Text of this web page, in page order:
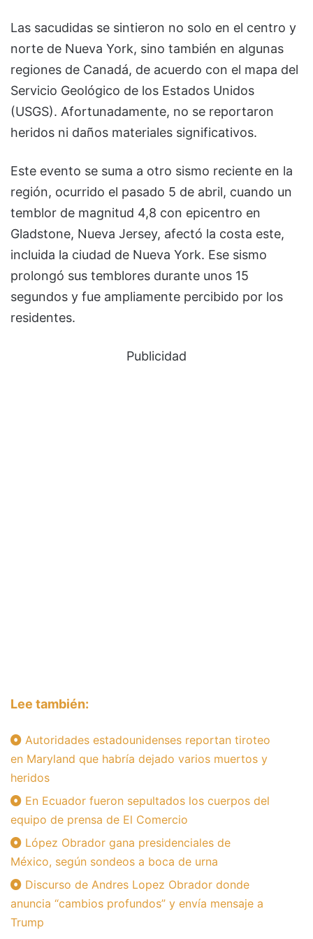
Las sacudidas se sintieron no solo en el centro y
norte de Nueva York, sino también en algunas
regiones de Canadá, de acuerdo con el mapa del
Servicio Geológico de los Estados Unidos
(USGS). Afortunadamente, no se reportaron
heridos ni daños materiales significativos.
Este evento se suma a otro sismo reciente en la
región, ocurrido el pasado 5 de abril, cuando un
temblor de magnitud 4,8 con epicentro en
Gladstone, Nueva Jersey, afectó la costa este,
incluida la ciudad de Nueva York. Ese sismo
prolongó sus temblores durante unos 15
segundos y fue ampliamente percibido por los
residentes.
Publicidad
Lee también:
Autoridades estadounidenses reportan tiroteo
en Maryland que habría dejado varios muertos y
heridos
En Ecuador fueron sepultados los cuerpos del
equipo de prensa de El Comercio
López Obrador gana presidenciales de
México, según sondeos a boca de urna
Discurso de Andres Lopez Obrador donde
anuncia “cambios profundos” y envía mensaje a
Trump